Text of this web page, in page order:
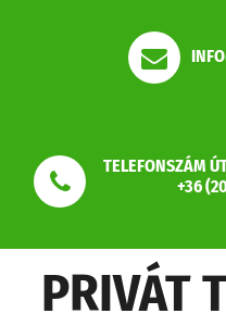
TELEFONSZÁM
+36
PRIVÁT